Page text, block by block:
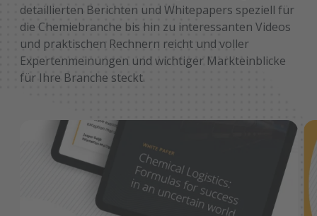
detaillierten Berichten und Whitepapers speziell für
die Chemiebranche bis hin zu interessanten Videos
und praktischen Rechnern reicht und voller
Expertenmeinungen und wichtiger Markteinblicke
für Ihre Branche steckt.